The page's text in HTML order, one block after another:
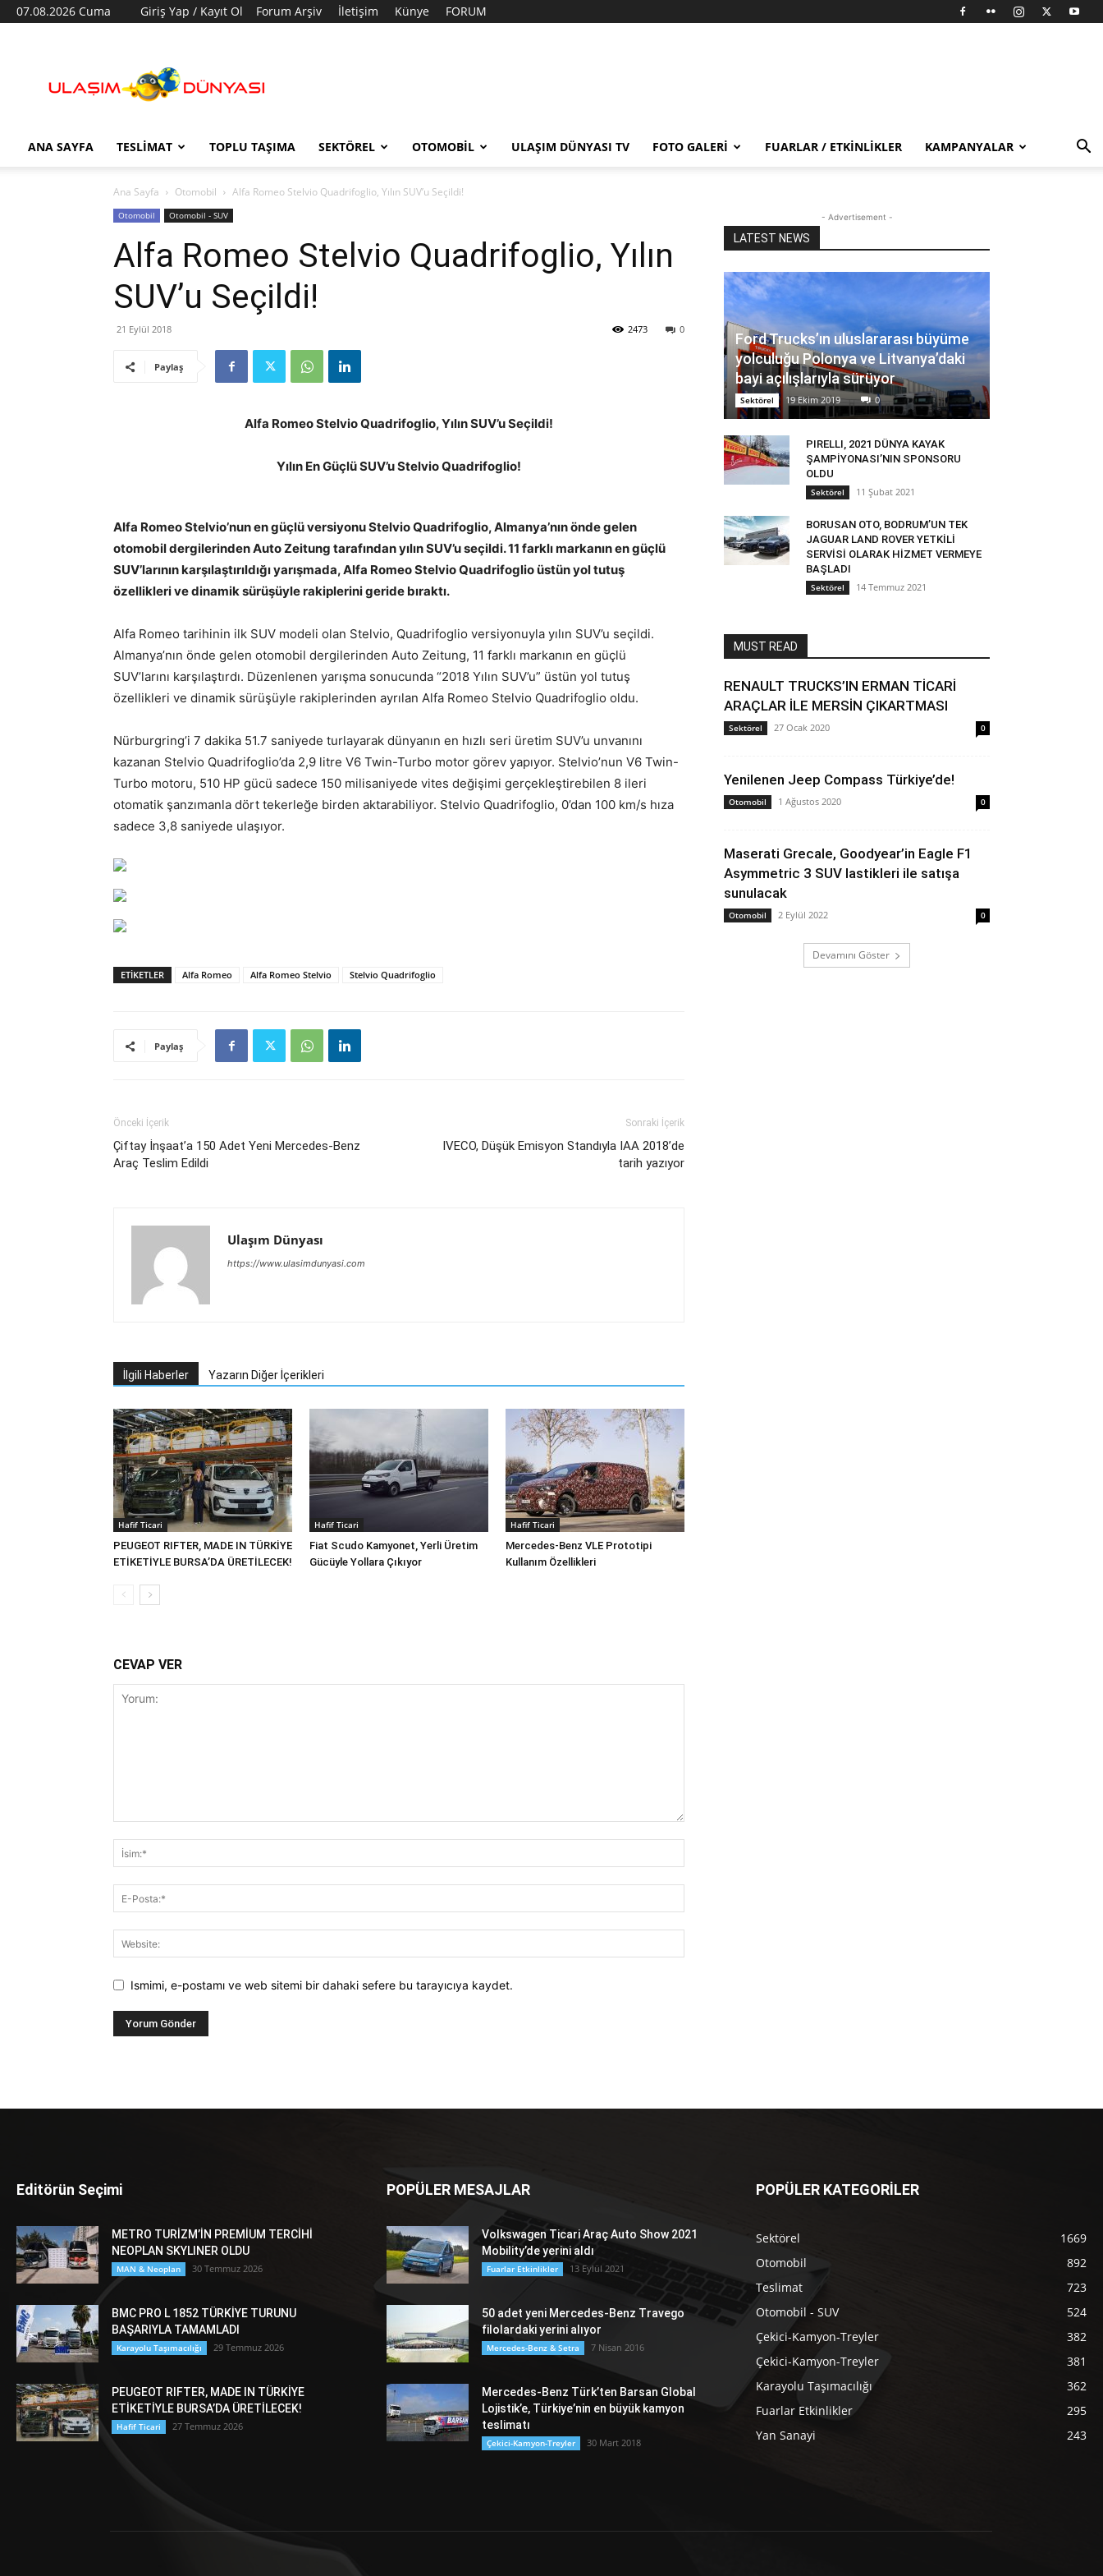
07.08.2026 Cuma Giriş Yap / Kayıt Ol Forum Arşiv İletişim Künye FORUM
Dünyası
ANA SAYFA TESLIMAT TOPLU TAŞIMA SEKTÖREL OTOMOBIL ULAŞIM DÜNYASI TV FOTO GALERI FUARLAR / ETKINLIKLER KAMPANYALAR
Ana Sayfa Otomobil Alfa Romeo Stelvio Quadrifoglio, Yılın SUV’u Seçildi!
Otomobil Otomobil - SUV
Alfa Romeo Stelvio Quadrifoglio, Yılın
SUV’u Seçildi!
21 Eylül 2018 0
2473
Paylaş
Alfa Romeo Stelvio Quadrifoglio, Yılın SUV’u Seçildi!
Yılın En Güçlü SUV’u Stelvio Quadrifoglio!
Alfa Romeo Stelvio’nun en güçlü versiyonu Stelvio Quadrifoglio, Almanya’nın önde gelen
otomobil dergilerinden Auto Zeitung tarafından yılın SUV’u seçildi. 11 farklı markanın en güçlü
SUV’larının karşılaştırıldığı yarışmada, Alfa Romeo Stelvio Quadrifoglio üstünyol tutuş
özellikleri ve dinamik sürüşüyle rakiplerini geride bıraktı.
Alfa Romeo tarihinin ilk SUV modeli olan Stelvio, Quadrifoglio versiyonuyla yılın SUV’u seçildi.
Almanya’nın önde gelen otomobil dergilerinden Auto Zeitung, 11 farklı markanın en güçlü
SUV’larını karşılaştırdı. Düzenlenen yarışma sonucunda “2018 Yılın SUV’u” üstün yol tutuş
özellikleri ve dinamik sürüşüyle rakiplerinden ayrılan Alfa Romeo Stelvio Quadrifoglio oldu.
Nürburgring’i 7 dakika 51.7 saniyede turlayarak dünyanın en hızlı seri üretim SUV’u unvanını
kazanan Stelvio Quadrifoglio’da 2,9 litre V6 Twin-Turbo motor görev yapıyor. Stelvio’nun V6 Twin-
Turbo motoru, 510 HP gücü sadece 150 milisaniyede vites değişimi gerçekleştirebilen 8 ileri
otomatik şanzımanla dört tekerleğe birden aktarabiliyor. Stelvio Quadrifoglio, 0’dan 100 km/s hıza
sadece 3,8 saniyede ulaşıyor.
ETIKETLER Alfa Romeo Alfa Romeo Stelvio Stelvio Quadrifoglio
Paylaş
Önceki İçerik
Çiftay İnşaat’a 150 Adet Yeni Mercedes-Benz
Araç Teslim Edildi
Sonraki İçerik
IVECO, Düşük Emisyon Standıyla IAA 2018’de
tarih yazıyor
Ulaşım Dünyası
https://www.ulasimdunyasi.com
İlgili Haberler Yazarın Diğer İçerikleri
Hafif Ticari
PEUGEOT RIFTER, MADE IN TÜRKİYE
ETİKETİYLE BURSA’DA ÜRETİLECEK!
Hafif Ticari
Fiat Scudo Kamyonet, Yerli Üretim
Gücüyle Yollara Çıkıyor
Hafif Ticari
Mercedes-Benz VLE Prototipi
Kullanım Özellikleri
CEVAP VER
Ismimi, e-postamı ve web sitemi bir dahaki sefere bu tarayıcıya kaydet.
- Advertisement -
LATEST NEWS
Ford Trucks’ın uluslararası büyüme
yolculuğu Polonya ve Litvanya’daki
bayi açılışlarıyla sürüyor
Sektörel 19 Ekim 2019 0
PIRELLI, 2021 DÜNYA KAYAK
ŞAMPİYONASI’NIN SPONSORU
OLDU
Sektörel 11 Şubat 2021
BORUSAN OTO, BODRUM’UN TEK
JAGUAR LAND ROVER YETKİLİ
SERVİSİ OLARAK HİZMET VERMEYE
BAŞLADI
Sektörel 14 Temmuz 2021
MUST READ
RENAULT TRUCKS’IN ERMAN TİCARİ
ARAÇLAR İLE MERSİN ÇIKARTMASI
Sektörel 27 Ocak 2020 0
Yenilenen Jeep Compass Türkiye’de!
Otomobil 1 Ağustos 2020 0
Maserati Grecale, Goodyear’in Eagle F1
Asymmetric 3 SUV lastikleri ile satışa
sunulacak
Otomobil 2 Eylül 2022 0
Devamını Göster
Editörün Seçimi
METRO TURİZM’İN PREMİUM TERCİHİ
NEOPLAN SKYLINER OLDU
MAN & Neoplan 30 Temmuz 2026
BMC PRO L 1852 TÜRKİYE TURUNU
BAŞARIYLA TAMAMLADI
Karayolu Taşımacılığı 29 Temmuz 2026
PEUGEOT RIFTER, MADE IN TÜRKİYE
ETİKETİYLE BURSA’DA ÜRETİLECEK!
Hafif Ticari 27 Temmuz 2026
POPÜLER MESAJLAR
Volkswagen Ticari Araç Auto Show 2021
Mobility’de yerini aldı
Fuarlar Etkinlikler 13 Eylül 2021
50 adet yeni Mercedes-Benz Travego
filolardaki yerini alıyor
Mercedes-Benz & Setra 7 Nisan 2016
Mercedes-Benz Türk’ten Barsan Global
Lojistik’e, Türkiye’nin en büyük kamyon
teslimatı
Çekici-Kamyon-Treyler 30 Mart 2018
POPÜLER KATEGORİLER
Sektörel
1669
Otomobil
892
Teslimat
723
Otomobil - SUV
524
Çekici-Kamyon-Treyler
382
Çekici-Kamyon-Treyler
381
Karayolu Taşımacılığı
362
Fuarlar Etkinlikler
295
Yan Sanayi
243